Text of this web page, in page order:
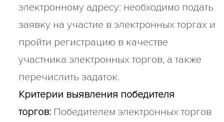
электронному адресу: необходимо подать
заявку на участие в электронных торгах и
пройти регистрацию в качестве
участника электронных торгов, а также
перечислить задаток.
Критерии выявления победителя
торгов:Победителем электронных торгов